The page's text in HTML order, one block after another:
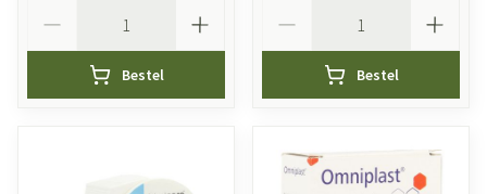
Bestel Bestel